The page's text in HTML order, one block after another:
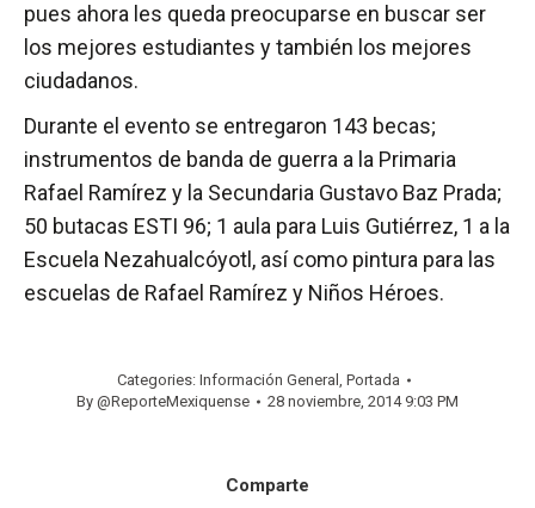
pues ahora les queda preocuparse en buscar ser
los mejores estudiantes y también los mejores
ciudadanos.
Durante el evento se entregaron 143 becas;
instrumentos de banda de guerra a la Primaria
Rafael Ramírez y la Secundaria Gustavo Baz Prada;
50 butacas ESTI 96; 1 aula para Luis Gutiérrez, 1 a la
Escuela Nezahualcóyotl, así como pintura para las
escuelas de Rafael Ramírez y Niños Héroes.
Categories: Información General , Portada
By @ReporteMexiquense 28 noviembre, 2014 9:03 PM
Comparte